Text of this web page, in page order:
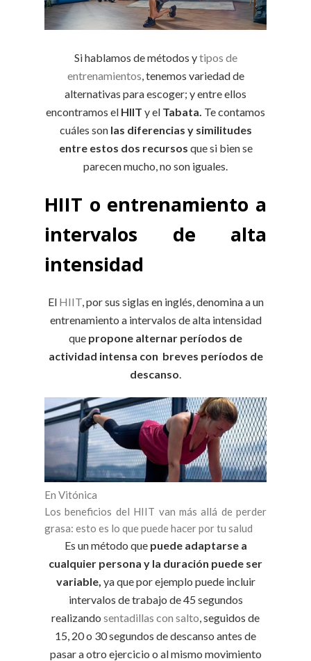
Si hablamos de métodos ytipos de
entrenamientos, tenemos variedad de
alternativas para escoger; y entre ellos
encontramos el HIIT y el Tabata. Te contamos
cuáles son las diferencias y similitudes
entre estos dos recursos que si bien se
parecen mucho, no son iguales.
HIIT o entrenamiento a
intervalos de alta
intensidad
El HIIT, por sus siglas en inglés, denomina a un
entrenamiento a intervalos de alta intensidad
que propone alternar períodos de
actividad intensa con breves períodos de
descanso.
En Vitónica
Los beneficios del HIIT van más allá de perder
grasa: esto es lo que puede hacer por tu salud
Es un método que puede adaptarse a
cualquier persona y la duración puede ser
variable, ya que por ejemplo puede incluir
intervalos de trabajo de 45 segundos
realizando sentadillas con salto , seguidos de
15, 20 o 30 segundos de descanso antes de
pasar a otro ejercicio o al mismo movimiento